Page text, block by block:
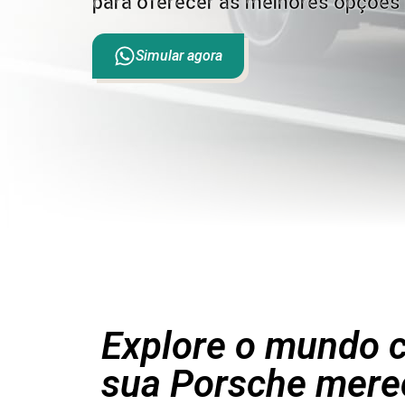
Simular agora
Explore o mundo
sua Porsche